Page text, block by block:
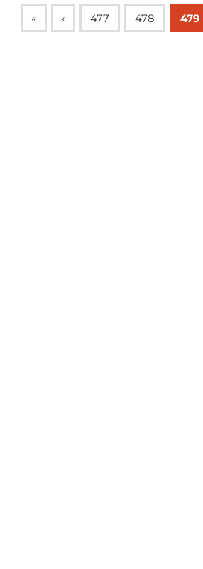
« ‹ 477 478 479